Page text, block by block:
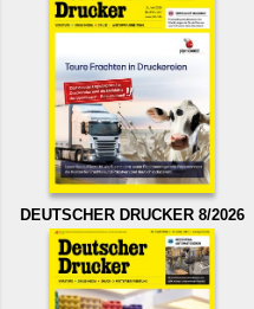
DEUTSCHER DRUCKER 8/2026